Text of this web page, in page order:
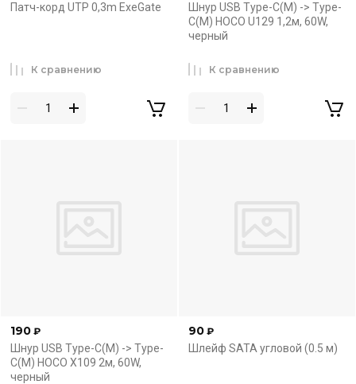
Патч-корд UTP 0,3m ExeGate
К сравнению
Шнур USB Type-C(M) -> Type-
C(M) HOCO U129 1,2м, 60W,
черный
К сравнению
190 ₽
Шнур USB Type-C(M) -> Type-
C(M) HOCO X109 2м, 60W,
черный
90 ₽
Шлейф SATA угловой (0.5 м)